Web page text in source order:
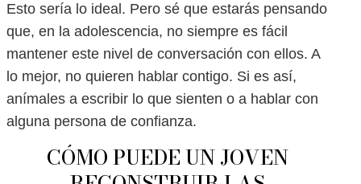
Esto sería lo ideal. Pero sé que estarás pensando
que, en la adolescencia, no siempre es fácil
mantener este nivel de conversación con ellos. A
lo mejor, no quieren hablar contigo. Si es así,
anímales a escribir lo que sienten o a hablar con
alguna persona de confianza.
CÓMO PUEDE UN JOVEN